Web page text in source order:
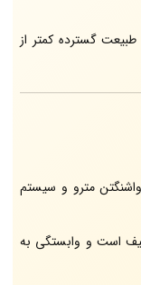
گسترده کمتر از
مترو و سیستم
است و وابستگی به